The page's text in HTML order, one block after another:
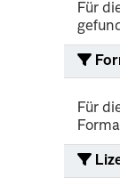
Für
Für